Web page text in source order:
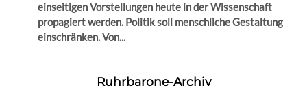
einseitigen Vorstellungen heute in der Wissenschaft
propagiert werden. Politik soll menschliche Gestaltung
einschränken. Von...
Ruhrbarone-Archiv